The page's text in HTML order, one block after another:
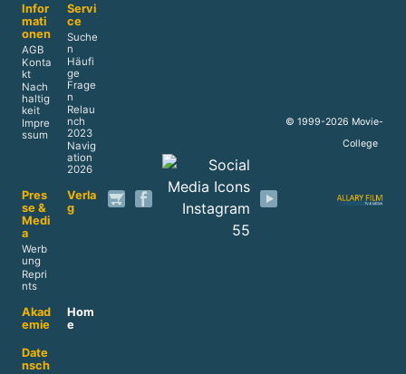
Infor
mati
onen
AGB
Konta
kt
Nach
haltig
keit
Impre
ssum
Servi
ce
Suche
n
Häufi
ge
Frage
n
Relau
nch
2023
Navig
ation
2026
Pres
se &
Medi
a
Werb
ung
Repri
nts
Verla
g
Akad
emie
Hom
e
Date
nsch
© 1999-2026 Movie-
College